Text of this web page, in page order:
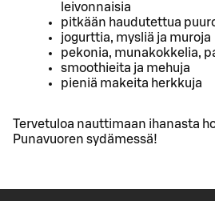
leivonnaisia
pitkään haudutettua
jogurttia, mysliä ja muroja
pekonia, munakokkelia,
smoothieita ja mehuja
pieniä makeita herkkuja
Tervetuloa nauttimaan ihanasta
Punavuoren sydämessä!